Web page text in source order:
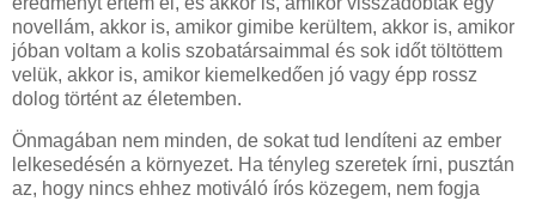
novellám, akkor is, amikor gimibe kerültem, akkor is, amikor
jóban voltam a kolis szobatársaimmal és sok időt töltöttem
velük, akkor is, amikor kiemelkedően jó vagy épp rossz
dolog történt az életemben.
Önmagában nem minden, de sokat tud lendíteni az ember
lelkesedésén a környezet. Ha tényleg szeretek írni, pusztán
az, hogy nincs ehhez motiváló írós közegem, nem fogja